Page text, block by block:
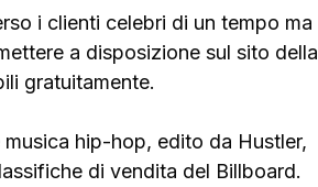
i clienti celebri di un tempo ma
a disposizione sul sito della
gratuitamente.
hip-hop, edito da Hustler,
di vendita del Billboard.